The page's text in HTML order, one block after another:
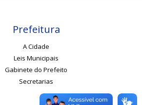
Prefeitura
A Cidade
Leis Municipais
Gabinete do Prefeito
Secretarias